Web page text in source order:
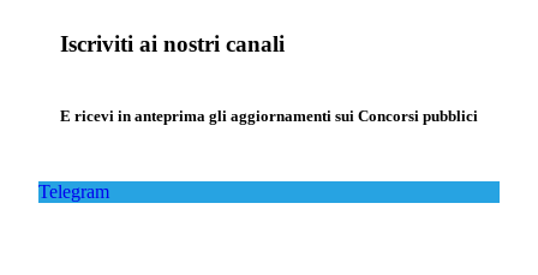
Iscriviti ai nostri canali
E ricevi in anteprima gli aggiornamenti sui Concorsi pubblici
Telegram